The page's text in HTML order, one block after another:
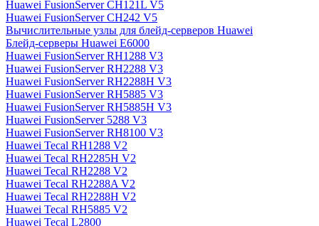
Huawei FusionServer CH121L V5
Huawei FusionServer CH242 V5
Вычислительные узлы для блейд-серверов Huawei
Блейд-серверы Huawei E6000
Huawei FusionServer RH1288 V3
Huawei FusionServer RH2288 V3
Huawei FusionServer RH2288H V3
Huawei FusionServer RH5885 V3
Huawei FusionServer RH5885H V3
Huawei FusionServer 5288 V3
Huawei FusionServer RH8100 V3
Huawei Tecal RH1288 V2
Huawei Tecal RH2285H V2
Huawei Tecal RH2288 V2
Huawei Tecal RH2288A V2
Huawei Tecal RH2288H V2
Huawei Tecal RH5885 V2
Huawei Tecal L2800